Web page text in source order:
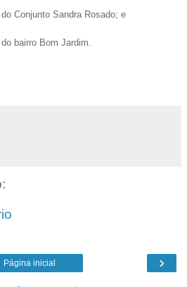
Conjunto Sandra Rosado; e
bairro Bom Jardim.
›
Página inicial